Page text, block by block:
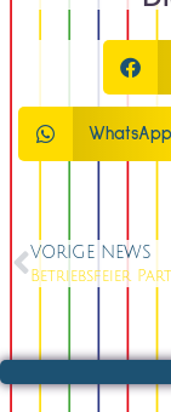
WhatsApp
VORIGE NEWS